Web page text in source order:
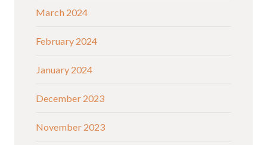
March 2024
February 2024
January 2024
December 2023
November 2023